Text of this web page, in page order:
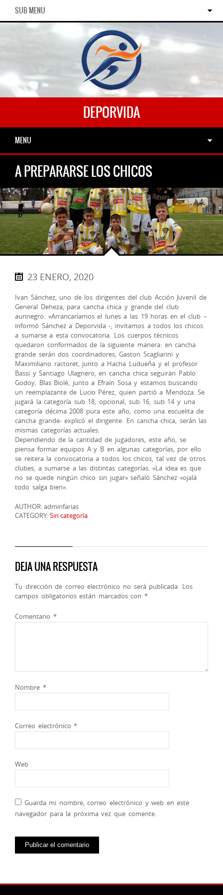
SUB MENU
DEPORVIDA
MENU
A PREPARARSE LOS CHICOS
23 ENERO, 2020
Ivan Sánchez, uno de los dirigentes del club Acción Juvenil de
General Deheza, para cancha chica y grande del club
aurinegro. «Arrancaríamos el lunes a las 19 horas en el club –
informó Sánchez a Deporvida -, invitamos a todos los chicos
a sumarse a esta convocatoria. Los cuerpos técnicos
quedaron conformados de la siguiente manera: en cancha
grande serán dos coordinadores, Gaston Scagliarini y
Maximiliano ractoret, junto a Hacha Ludueña y el profesor
Bassi y Santiago Ulagnero, en cancha chica seguirán Pablo
Godoy, Blas Biolé, junto a Efraín Sosa y estamos buscando
un reemplazante de Lucio Pérez, quien partió a Mendoza. Se
jugará la categoría sub 18, opcional, sub 16, sub 14 y una
categoría décima 2008 pura este año, como una escuelita de
cancha grande- explicó el dirigente. En cancha chica, serán las
mismas categorías actuales.
Dependiendo de la cantidad de jugadores, este año, se
piensa formar equipos A y B en algunas categorías, por ello
se reitera la convocatoria a todos los chicos, tal vez de otros
clubes, a sumarse a las distintas categorías. «La idea es que
no se quede ningún chico sin jugar» señaló Sánchez «ojalá
todo salga bien».
AUTHOR: adminfarias
CATEGORY:Sin categoría
DEJA UNA RESPUESTA
Tu dirección de correo electrónico no será publicada. Los
campos obligatorios están marcados con *
Comentario *
Nombre *
Correo electrónico*
Web
Guarda mi nombre, correo electrónico y web en este
navegador para la próxima vez que comente.